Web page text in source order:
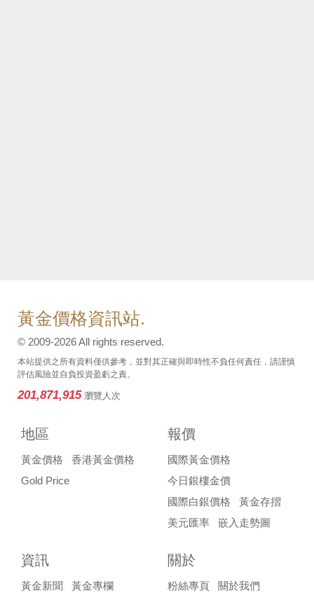
黃金價格資訊站.
© 2009-2026 All rights reserved.
本站提供之所有資料僅供參考，並對其正確與即時性不負任何責任，請謹慎
評估風險並自負投資盈虧之責。
201,871,915 瀏覽人次
地區
黃金價格
香港黃金價格
Gold Price
報價
國際黃金價格
今日銀樓金價
國際白銀價格
黃金存摺
美元匯率
嵌入走勢圖
資訊
黃金新聞 黃金專欄
關於
粉絲專頁 關於我們